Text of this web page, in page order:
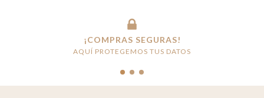
¡COMPRAS SEGURAS!
AQUÍ PROTEGEMOS TUS DATOS